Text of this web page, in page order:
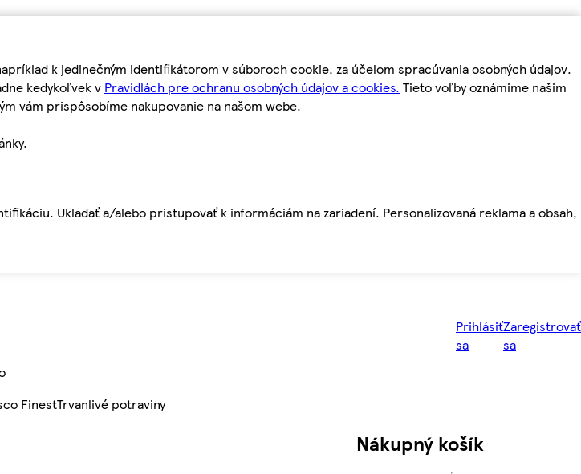
k jedinečným identifikátorom v súboroch cookie, za účelom spracúvania osobných údajov.
kedykoľvek v Pravidlách pre ochranu osobných údajov a cookies. Tieto voľby oznámime našim
vám prispôsobíme nakupovanie na našom webe.
Ukladať a/alebo pristupovať k informáciám na zariadení. Personalizovaná reklama a obsah,
Prihlásiť
sa
Zaregistrovať
sa
FinestTrvanlivé potraviny
Nákupný košík